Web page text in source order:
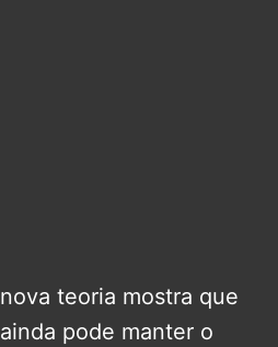
teoria mostra que
pode manter o